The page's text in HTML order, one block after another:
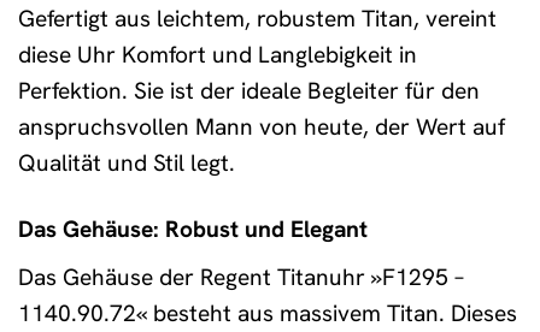
Gefertigt aus leichtem, robustem Titan, vereint
diese Uhr Komfort und Langlebigkeit in
Perfektion. Sie ist der ideale Begleiter für den
anspruchsvollen Mann von heute, der Wert auf
Qualität und Stil legt.
Das Gehäuse: Robust und Elegant
Das Gehäuse der Regent Titanuhr »F1295 –
1140.90.72« besteht aus massivem Titan. Dieses